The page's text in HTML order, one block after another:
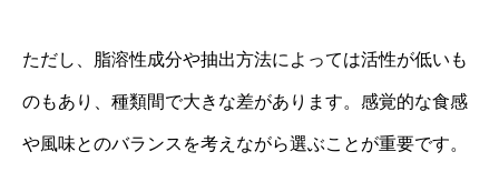
ただし、脂溶性成分や抽出方法によっては活性が低いも
のもあり、種類間で大きな差があります。感覚的な食感
や風味とのバランスを考えながら選ぶことが重要です。